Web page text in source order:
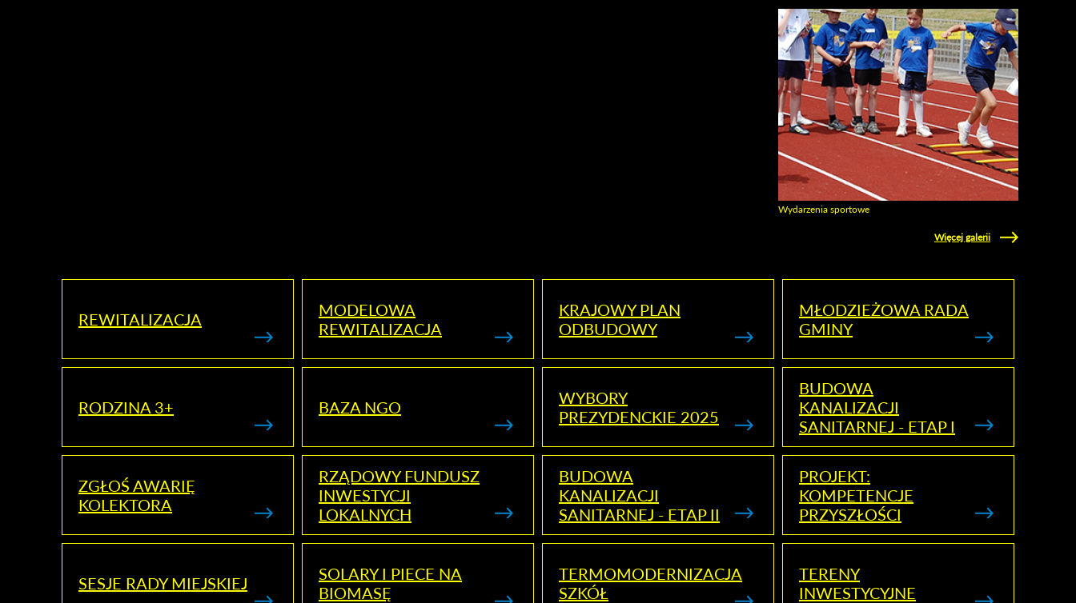
Wydarzenia sportowe
Więcej galerii
REWITALIZACJA
MODELOWA
REWITALIZACJA
KRAJOWY PLAN
ODBUDOWY
MŁODZIEŻOWA RADA
GMINY
RODZINA 3+ BAZA NGO
WYBORY
PREZYDENCKIE 2025
BUDOWA
KANALIZACJI
SANITARNEJ - ETAP I
ZGŁOŚ AWARIĘ
KOLEKTORA
RZĄDOWY FUNDUSZ
INWESTYCJI
LOKALNYCH
BUDOWA
KANALIZACJI
SANITARNEJ - ETAP II
PROJEKT:
KOMPETENCJE
PRZYSZŁOŚCI
SESJE RADY MIEJSKIEJ
SOLARY I PIECE NA
BIOMASĘ
TERMOMODERNIZACJA
SZKÓŁ
TERENY
INWESTYCYJNE